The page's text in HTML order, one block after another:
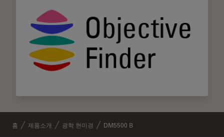
홈 제품소개 광학 현미경 DM5500 B